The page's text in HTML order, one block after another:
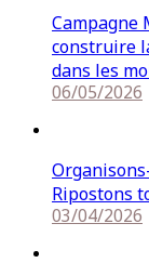
Campagne
construire
dans les
06/05/2026
Ripostons
03/04/2026